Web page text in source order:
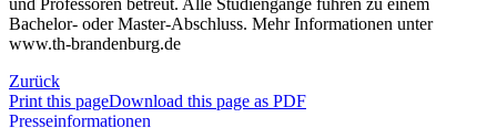
Bachelor- oder Master-Abschluss. Mehr Informationen unter
www.th-brandenburg.de
Zurück
Print this pageDownload this page as PDF
Presseinformationen